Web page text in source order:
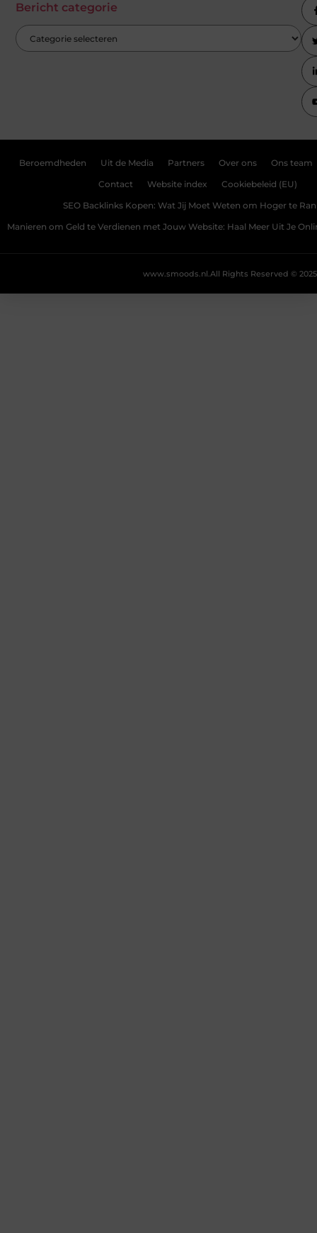
Bericht categorie
Beroemdheden Uit de Media Partners Over ons Ons team
Contact Website index Cookiebeleid (EU)
SEO Backlinks Kopen: Wat Jij Moet Weten om Hoger te
Manieren om Geld te Verdienen met Jouw Website: Haal Meer Uit Je
All Rights Reserved © 2025
www.smoods.nl.